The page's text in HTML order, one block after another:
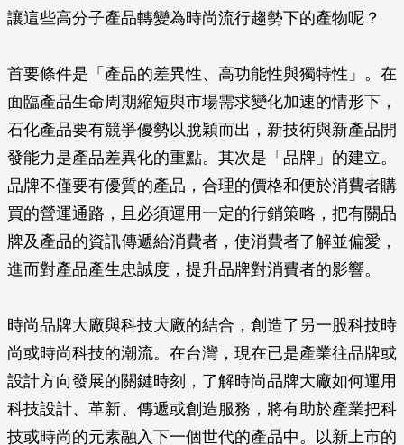
讓這些高分子產品轉變為時尚流行趨勢下的產物呢？
首要條件是「產品的差異性、高功能性與獨特性」。在
面臨產品生命周期縮短與市場需求變化加速的情形下，
石化產品要有競爭優勢以脫穎而出，新技術與新產品開
發能力是產品差異化的重點。其次是「品牌」的建立。
品牌不僅要有優質的產品，合理的價格和便於消費者購
買的營運通路，且必須運用一定的行銷策略，把有關品
牌及產品的資訊傳遞給消費者，使消費者了解並偏愛，
進而對產品產生忠誠度，提升品牌對消費者的影響。
時尚品牌大廠與科技大廠的結合，創造了另一股科技時
尚或時尚科技的潮流。在台灣，現在已是產業往品牌或
設計方向發展的關鍵時刻，了解時尚品牌大廠如何運用
科技設計、革新、傳遞或創造服務，將有助於產業把科
技或時尚的元素融入下一個世代的產品中。以新上市的